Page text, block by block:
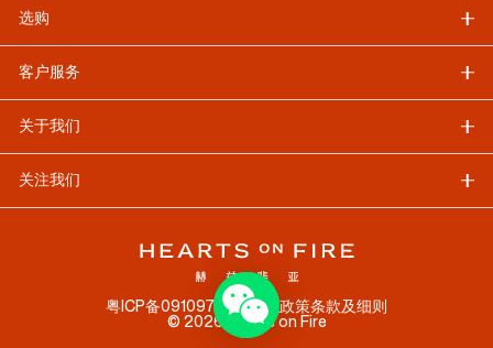
选购
客户服务
关于我们
关注我们
© 2026 Hearts on Fire
粤ICP备09109778号隐私政策条款及细则